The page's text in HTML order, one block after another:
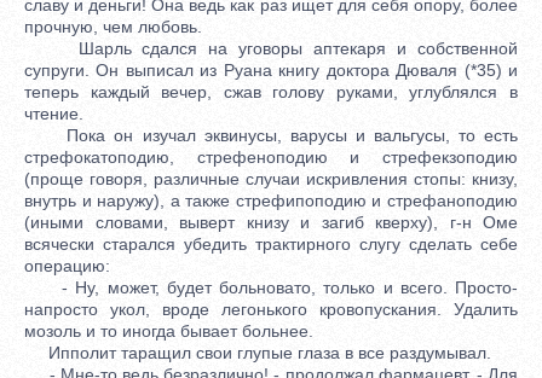
славу и деньги! Она ведь как раз ищет для себя опору, более
прочную, чем любовь.
Шарль сдался на уговоры аптекаря и собственной
супруги. Он выписал из Руана книгу доктора Дюваля (*35) и
теперь каждый вечер, сжав голову руками, углублялся в
чтение.
Пока он изучал эквинусы, варусы и вальгусы, то есть
стрефокатоподию, стрефеноподию и стрефекзоподию
(проще говоря, различные случаи искривления стопы: книзу,
внутрь и наружу), а также стрефипоподию и стрефаноподию
(иными словами, выверт книзу и загиб кверху), г-н Оме
всячески старался убедить трактирного слугу сделать себе
операцию:
- Ну, может, будет больновато, только и всего. Просто-
напросто укол, вроде легонького кровопускания. Удалить
мозоль и то иногда бывает больнее.
Ипполит таращил свои глупые глаза в все раздумывал.
- Мне-то ведь безразлично! - продолжал фармацевт. - Для